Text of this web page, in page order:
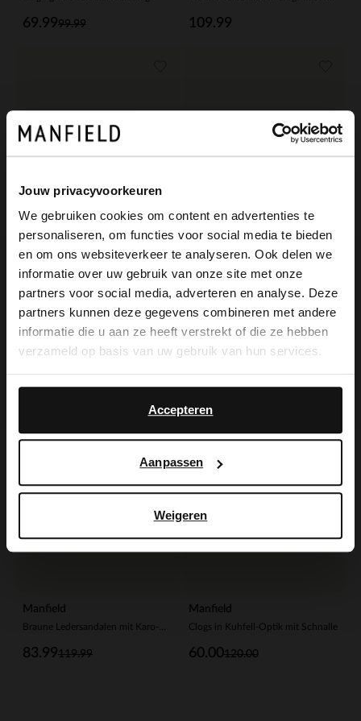
Jouw privacyvoorkeuren
We gebruiken cookies om content en advertenties te
personaliseren, om functies voor social media te bieden
en om ons websiteverkeer te analyseren. Ook delen we
informatie over uw gebruik van onze site met onze
partners voor social media, adverteren en analyse. Deze
partners kunnen deze gegevens combineren met andere
informatie die u aan ze heeft verstrekt of die ze hebben
verzameld op basis van uw gebruik van hun services.
Accepteren
Aanpassen
Weigeren
99.99
69.99 109.99
Manfield
Braune Veloursleder-Clogs
99.99
Manfield
Schwarze Leder-Mules
109.99
Manfield
119.99
83.99
Manfield
Clogs in Kuhfell-Optik mit Schnalle
120.00
60.00
×
View this website in English?
It looks like your language isn't Dutch. Would
you like to switch to English?
English